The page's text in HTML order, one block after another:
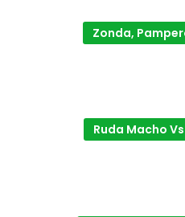
Zonda,
Ruda Macho